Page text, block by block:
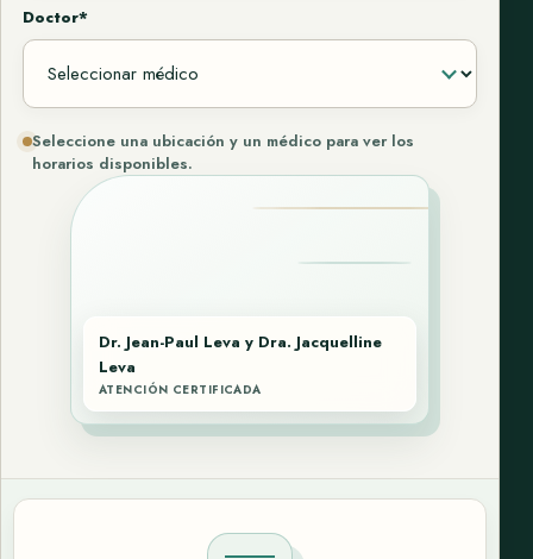
Dr. Jean-Paul Leva y Dra. Jacquelline
Leva
ATENCIÓN CERTIFICADA
Doctor*
Seleccione una ubicación y un médico para ver los
horarios disponibles.